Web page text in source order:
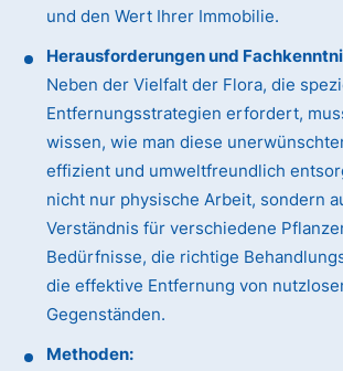
und den Wert Ihrer Immobilie.
Herausforderungen und
Neben der Vielfalt der Flora, die
Entfernungsstrategien erfordert,
wissen, wie man diese
effizient und umweltfreundlich
nicht nur physische Arbeit, sondern
Verständnis für verschiedene
Bedürfnisse, die richtige
die effektive Entfernung von
Gegenständen.
Methoden: